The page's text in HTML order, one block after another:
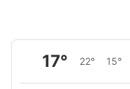
17° 22° 15°